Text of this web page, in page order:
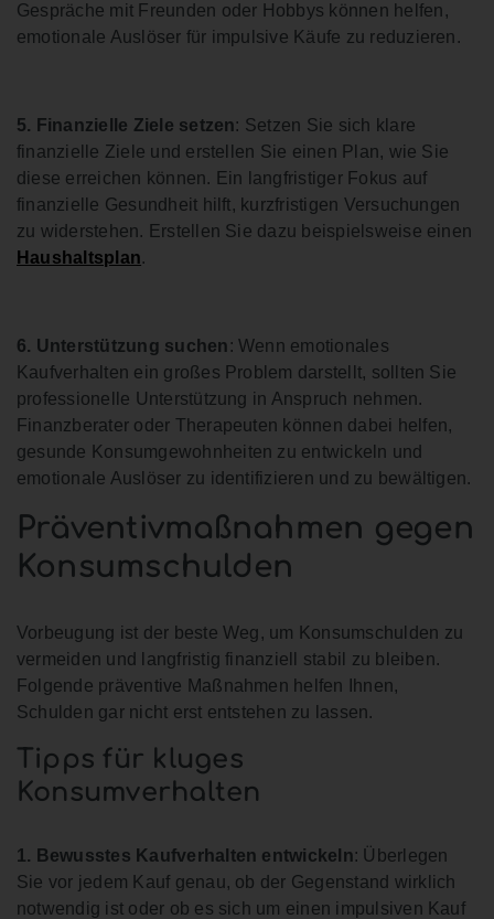
Gespräche mit Freunden oder Hobbys können helfen,
emotionale Auslöser für impulsive Käufe zu reduzieren.
5. Finanzielle Ziele setzen: Setzen Sie sich klare
finanzielle Ziele und erstellen Sie einen Plan, wie Sie
diese erreichen können. Ein langfristiger Fokus auf
finanzielle Gesundheit hilft, kurzfristigen Versuchungen
zu widerstehen. Erstellen Sie dazu beispielsweise einen
Haushaltsplan.
6. Unterstützung suchen : Wenn emotionales
Kaufverhalten ein großes Problem darstellt, sollten Sie
professionelle Unterstützung in Anspruch nehmen.
Finanzberater oder Therapeuten können dabei helfen,
gesunde Konsumgewohnheiten zu entwickeln und
emotionale Auslöser zu identifizieren und zu bewältigen.
Präventivmaßnahmen gegen
Konsumschulden
Vorbeugung ist der beste Weg, um Konsumschulden zu
vermeiden und langfristig finanziell stabil zu bleiben.
Folgende präventive Maßnahmen helfen Ihnen,
Schulden gar nicht erst entstehen zu lassen.
Tipps für kluges
Konsumverhalten
1. Bewusstes Kaufverhalten entwickeln: Überlegen
Sie vor jedem Kauf genau, ob der Gegenstand wirklich
notwendig ist oder ob es sich um einen impulsiven Kauf